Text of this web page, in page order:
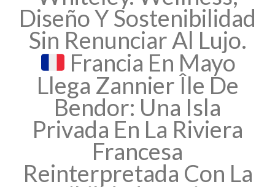
Diseño Y Sostenibilidad
Sin Renunciar Al Lujo.
Francia En Mayo
Llega Zannier Île De
Bendor: Una Isla
Privada En La Riviera
Francesa
Reinterpretada Con La